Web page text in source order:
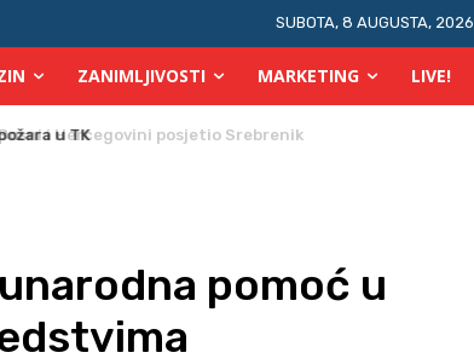
SUBOTA, 8 AUGUSTA, 2026
ZANIMLJIVOSTI MARKETING LIVE!
u TK
pomoć u